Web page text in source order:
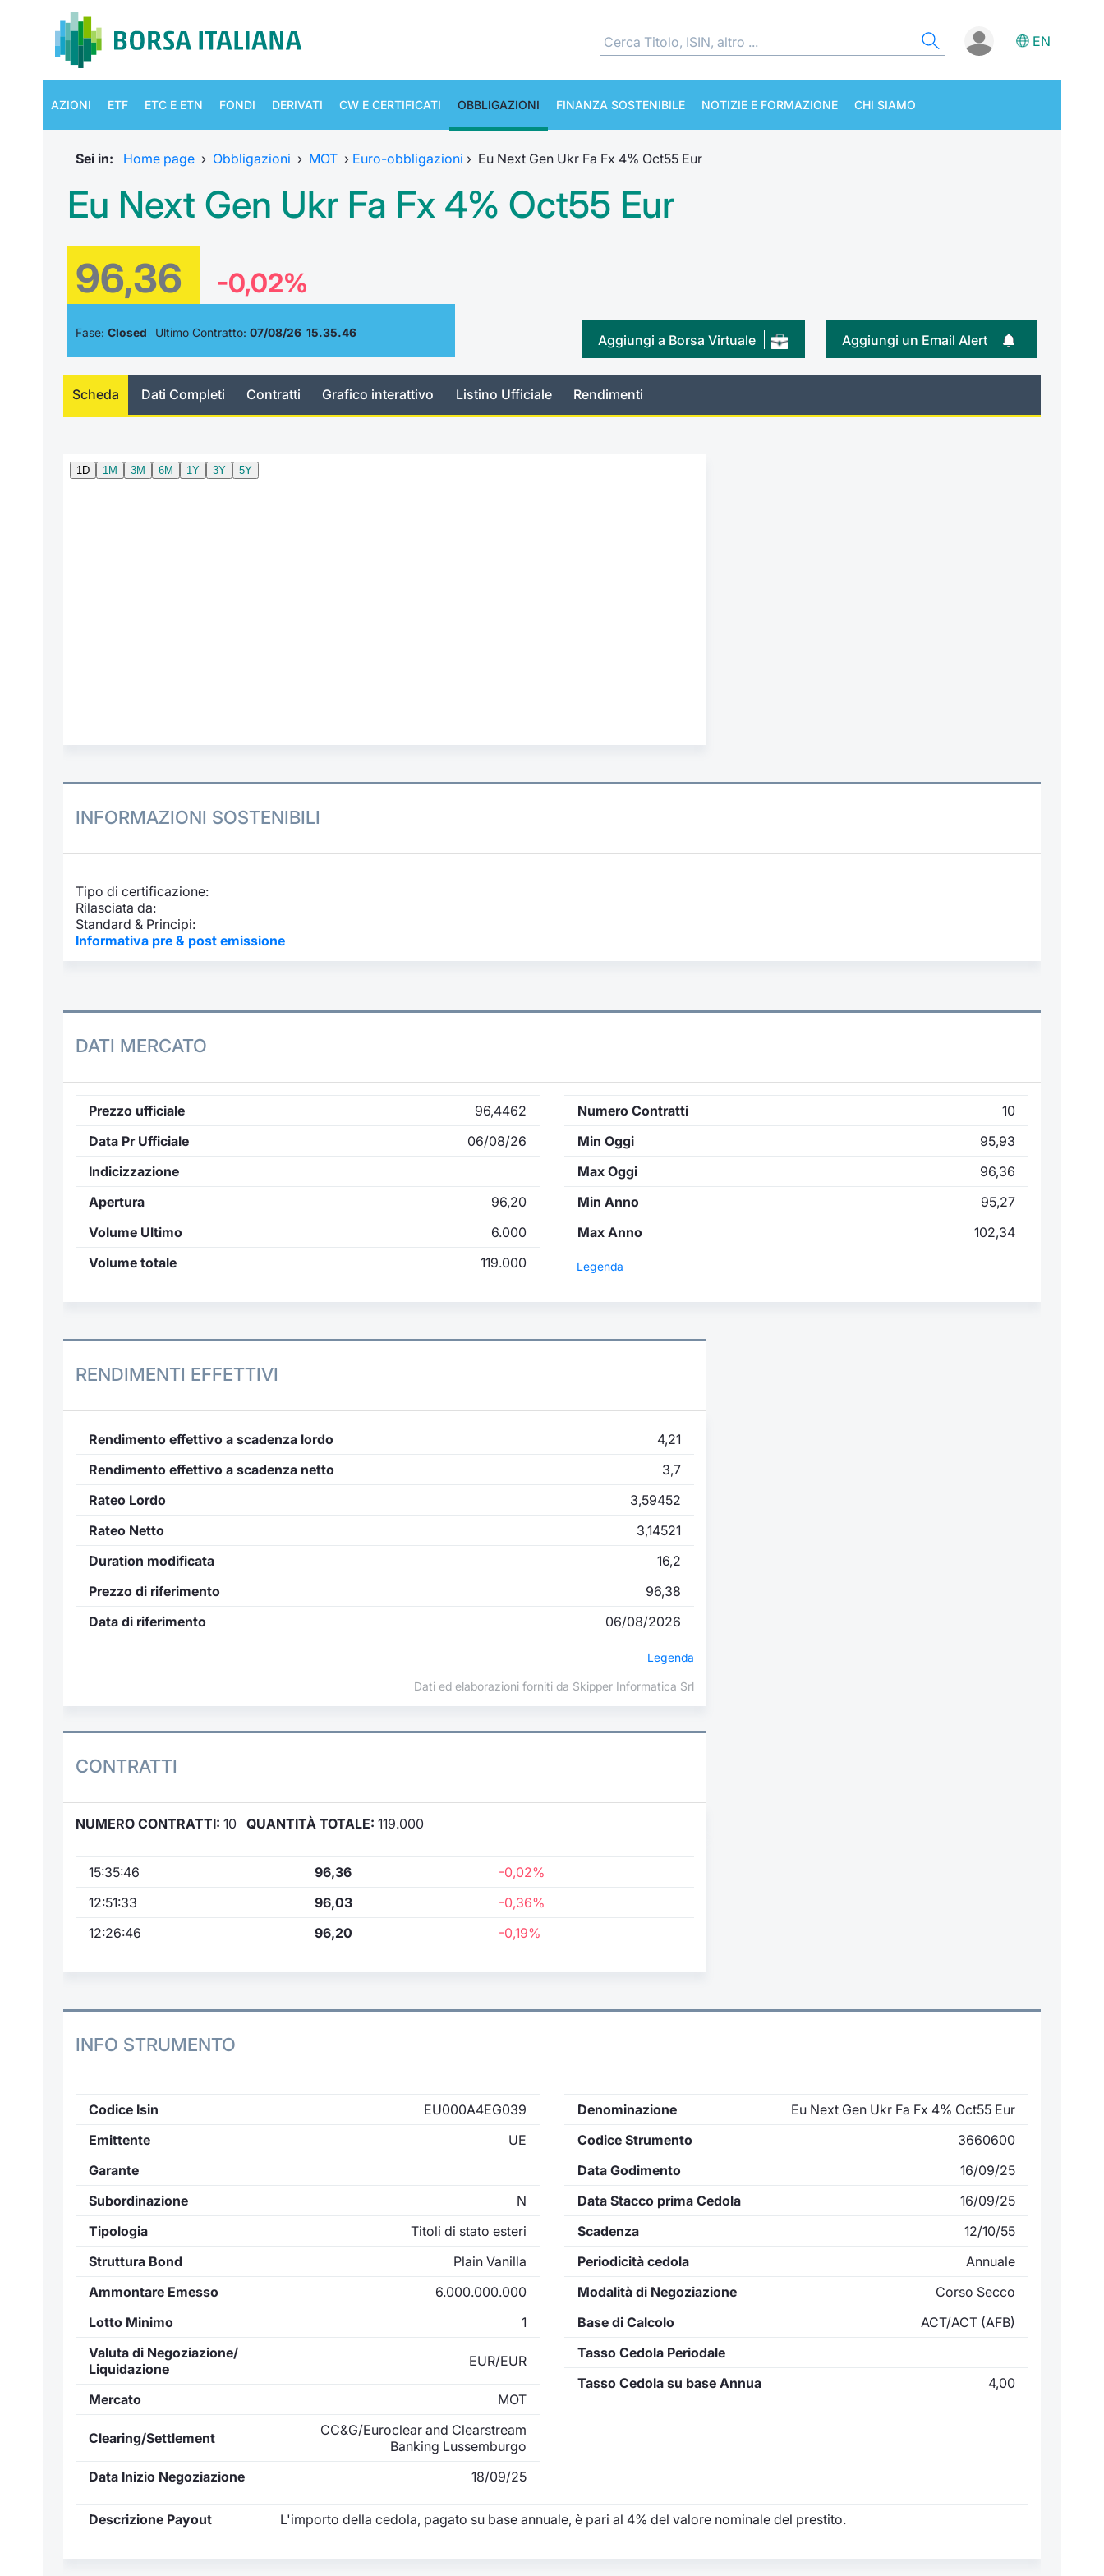
EN
AZIONI ETF ETC E ETN FONDI DERIVATI CW E CERTIFICATI OBBLIGAZIONI FINANZA SOSTENIBILE NOTIZIE E FORMAZIONE CHI SIAMO
Sei in: Home page › Obbligazioni › MOT › Euro-obbligazioni › Eu Next Gen Ukr Fa Fx 4% Oct55 Eur
Eu Next Gen Ukr Fa Fx 4% Oct55 Eur
96,36 -0,02%
Fase: Closed Ultimo Contratto: 07/08/26 15.35.46 Aggiungi un Email Alert
Aggiungi a Borsa Virtuale
Scheda Dati Completi Contratti Grafico interattivo Listino Ufficiale Rendimenti
INFORMAZIONI SOSTENIBILI
Tipo di certificazione:
Rilasciata da:
Standard & Principi:
Informativa pre & post emissione
DATI MERCATO
Prezzo ufficiale
96,4462
Data Pr Ufficiale
06/08/26
Indicizzazione
Apertura
96,20
Volume Ultimo
6.000
Volume totale
119.000
Numero Contratti
10
Min Oggi
95,93
Max Oggi
96,36
Min Anno
95,27
Max Anno
102,34
Legenda
RENDIMENTI EFFETTIVI
Rendimento effettivo a scadenza lordo
4,21
Rendimento effettivo a scadenza netto
3,7
Rateo Lordo
3,59452
Rateo Netto
3,14521
Duration modificata
16,2
Prezzo di riferimento
96,38
Data di riferimento
06/08/2026
Legenda
Dati ed elaborazioni forniti da Skipper Informatica Srl
CONTRATTI
NUMERO CONTRATTI: 10 QUANTITÀ TOTALE: 119.000
15:35:46 96,36
-0,02%
12:51:33
96,03
-0,36%
12:26:46
96,20 -0,19%
INFO STRUMENTO
Codice Isin
EU000A4EG039
Emittente
UE
Garante
Subordinazione
N
Tipologia
Titoli di stato esteri
Struttura Bond
Plain Vanilla
Ammontare Emesso
6.000.000.000
Lotto Minimo
1
Valuta di Negoziazione/
Liquidazione
EUR/EUR
Mercato MOT
Clearing/Settlement
CC&G/Euroclear and Clearstream
Banking Lussemburgo
Data Inizio Negoziazione
18/09/25
Denominazione
Eu Next Gen Ukr Fa Fx 4% Oct55 Eur
Codice Strumento
3660600
Data Godimento
16/09/25
Data Stacco prima Cedola
16/09/25
Scadenza
12/10/55
Periodicità cedola
Annuale
Modalità di Negoziazione
Corso Secco
Base di Calcolo
ACT/ACT (AFB)
Tasso Cedola Periodale
Tasso Cedola su base Annua
4,00
Descrizione Payout L'importo della cedola, pagato su base annuale, è pari al 4% del valore nominale del prestito.